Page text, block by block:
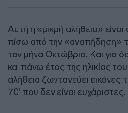
Αυτή η «μικρή αλήθεια» είναι
πίσω από την «αναπήδηση»
τον μήνα Οκτώβριο. Και για
και πάνω έτος της ηλικίας
αλήθεια ζωντανεύει εικόνες
70' που δεν είναι ευχάριστες.